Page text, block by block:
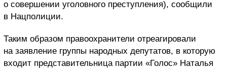
о совершении уголовного преступления), сообщили
в Нацполиции.
Таким образом правоохранители отреагировали
на заявление группы народных депутатов, в которую
входит представительница партии «Голос» Наталья